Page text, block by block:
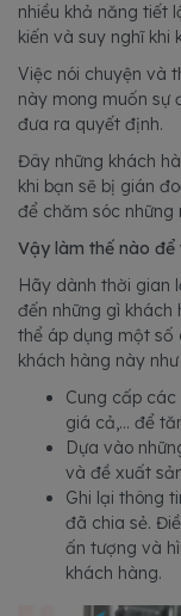
nhiều khả năng tiết
kiến và suy nghĩ khi
Việc nói chuyện và
này mong muốn sự
đưa ra quyết định.
Đây những khách
khi bạn sẽ bị gián
để chăm sóc những
Vậy làm thế nào để
Hãy dành thời gian
đến những gì
thể áp dụng một số
khách hàng này như
Cung cấp
giá cả,... để
Dựa vào
và đề xuất
Ghi lại thông
đã chia sẻ.
ấn tượng và
khách hàng.